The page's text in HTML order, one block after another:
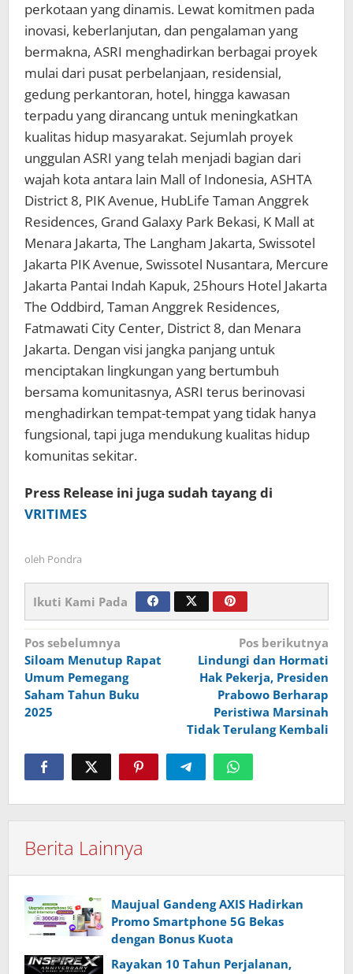
perkotaan yang dinamis. Lewat komitmen pada
inovasi, keberlanjutan, dan pengalaman yang
bermakna, ASRI menghadirkan berbagai proyek
mulai dari pusat perbelanjaan, residensial,
gedung perkantoran, hotel, hingga kawasan
terpadu yang dirancang untuk meningkatkan
kualitas hidup masyarakat. Sejumlah proyek
unggulan ASRI yang telah menjadi bagian dari
wajah kota antara lain Mall of Indonesia, ASHTA
District 8, PIK Avenue, HubLife Taman Anggrek
Residences, Grand Galaxy Park Bekasi, K Mall at
Menara Jakarta, The Langham Jakarta, Swissotel
Jakarta PIK Avenue, Swissotel Nusantara, Mercure
Jakarta Pantai Indah Kapuk, 25hours Hotel Jakarta
The Oddbird, Taman Anggrek Residences,
Fatmawati City Center, District 8, dan Menara
Jakarta. Dengan visi jangka panjang untuk
menciptakan lingkungan yang bertumbuh
bersama komunitasnya, ASRI terus berinovasi
menghadirkan tempat-tempat yang tidak hanya
fungsional, tapi juga mendukung kualitas hidup
komunitas sekitar.
Press Release ini juga sudah tayang di
VRITIMES
oleh Pondra
Ikuti Kami Pada
Navigasi
pos
Pos sebelumnya
Siloam Menutup Rapat
Umum Pemegang
Saham Tahun Buku
2025
Pos berikutnya
Lindungi dan Hormati
Hak Pekerja, Presiden
Prabowo Berharap
Peristiwa Marsinah
Tidak Terulang Kembali
Berita Lainnya
Maujual Gandeng AXIS Hadirkan
Promo Smartphone 5G Bekas
dengan Bonus Kuota
Rayakan 10 Tahun Perjalanan,